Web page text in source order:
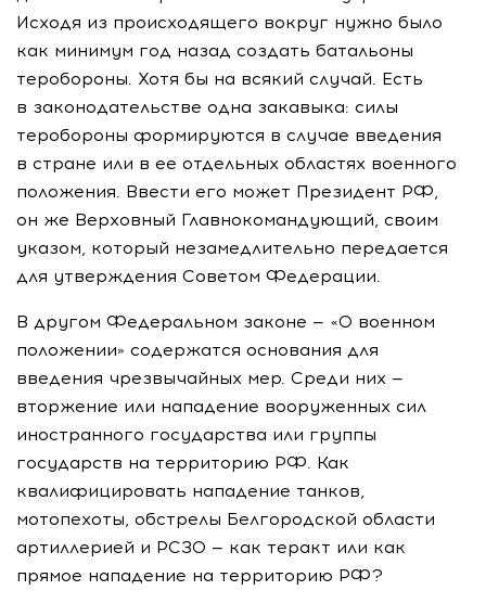
Исходя из происходящего вокруг нужно было
как минимум год назад создать батальоны
теробороны. Хотя бы на всякий случай. Есть
в законодательстве одна закавыка: силы
теробороны формируются в случае введения
в стране или в ее отдельных областях военного
положения. Ввести его может Президент РФ,
он же Верховный Главнокомандующий, своим
указом, который незамедлительно передается
для утверждения Советом Федерации.
В другом Федеральном законе — «О военном
положении» содержатся основания для
введения чрезвычайных мер. Среди них —
вторжение или нападение вооруженных сил
иностранного государства или группы
государств на территорию РФ. Как
квалифицировать нападение танков,
мотопехоты, обстрелы Белгородской области
артиллерией и РСЗО — как теракт или как
прямое нападение на территорию РФ?